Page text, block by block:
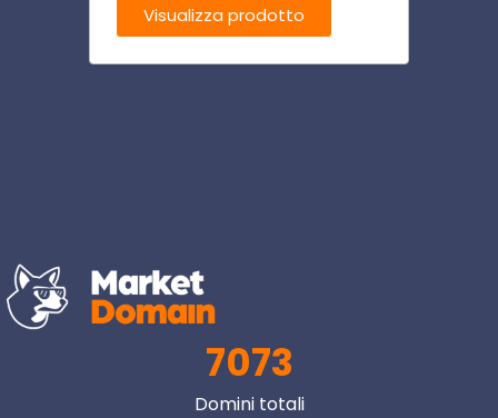
Visualizza prodotto
7073
Domini totali